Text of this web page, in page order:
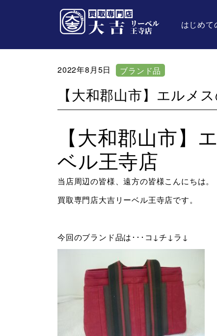
はじめて
2022年8月5日 ブランド品
【大和郡山市】エルメ
【大和郡山市】
ベル王寺店
当店周辺の皆様、遠方の皆様こんにちは。
買取専門店大吉リーベル王寺店です。
今回のブランド品は･･･コ↓チ↓ラ↓